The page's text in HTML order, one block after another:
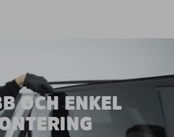
OCH ENKEL